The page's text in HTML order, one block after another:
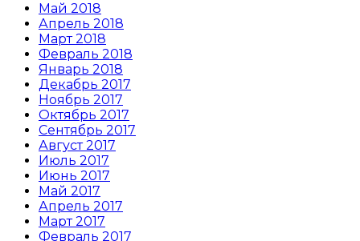
Май 2018
Апрель 2018
Март 2018
Февраль 2018
Январь 2018
Декабрь 2017
Ноябрь 2017
Октябрь 2017
Сентябрь 2017
Август 2017
Июль 2017
Июнь 2017
Май 2017
Апрель 2017
Март 2017
Февраль 2017